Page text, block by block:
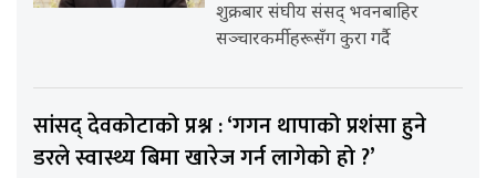
शुक्रबार संघीय संसद् भवनबाहिर
सञ्चारकर्मीहरूसँग कुरा गर्दै
सांसद् देवकोटाको प्रश्न : ‘गगन थापाको प्रशंसा हुने
डरले स्वास्थ्य बिमा खारेज गर्न लागेको हो ?’